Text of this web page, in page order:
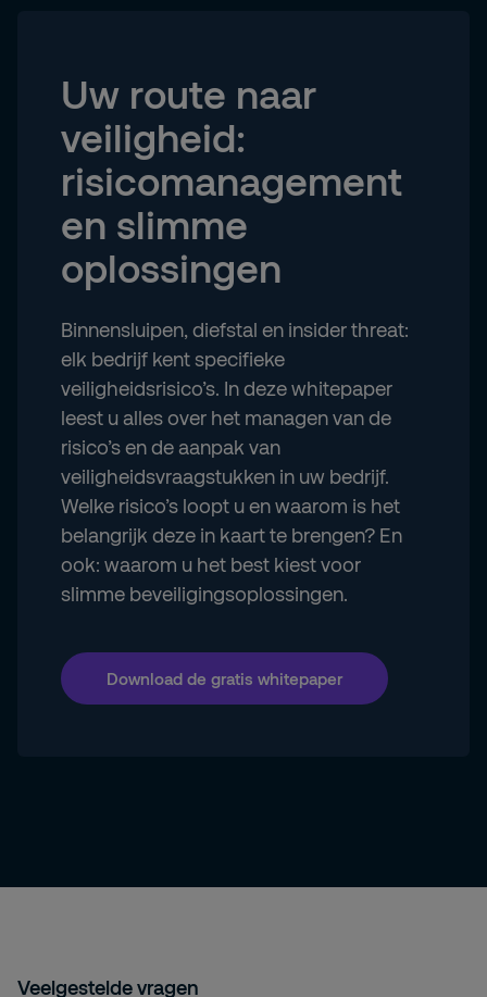
Uw route naar
veiligheid:
risicomanagement
en slimme
oplossingen
Binnensluipen, diefstal en insider threat:
elk bedrijf kent specifieke
veiligheidsrisico’s. In deze whitepaper
leest u alles over het managen van de
risico’s en de aanpak van
veiligheidsvraagstukken in uw bedrijf.
Welke risico’s loopt u en waarom is het
belangrijk deze in kaart te brengen? En
ook: waarom u het best kiest voor
slimme beveiligingsoplossingen.
Download de gratis whitepaper
Veelgestelde vragen